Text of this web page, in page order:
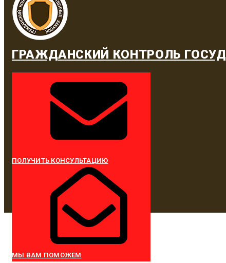
ГРАЖДАНСКИЙ КОНТРОЛЬ
ПОЛУЧИТЬ КОНСУЛЬТАЦИЮ
МЫ ВАМ ПОМОЖЕМ